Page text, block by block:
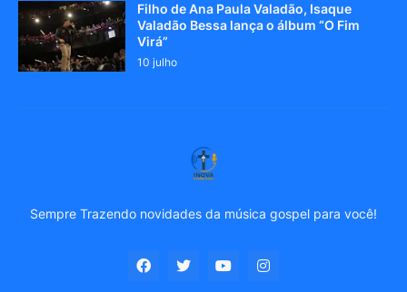
Filho de Ana Paula Valadão, Isaque
Valadão Bessa lança o álbum “O Fim
Virá”
10 julho
Sempre Trazendo novidades da música gospel para você!